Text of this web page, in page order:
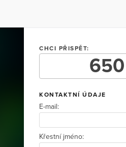
CHCI PŘISPĚT:
KONTAKTNÍ ÚDAJE
E-mail:
Křestní jméno: